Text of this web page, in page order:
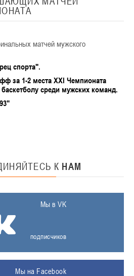
матчей мужского
спорта".
за 1-2 места XXI Чемпионата
среди мужских команд.
К НАМ
Мы в VK
подписчиков
Мы на Facebook